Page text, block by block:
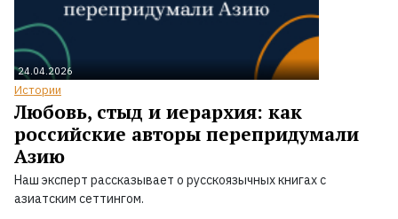
24.04.2026
Истории
Любовь, стыд и иерархия: как
российские авторы перепридумали
Азию
Наш эксперт рассказывает о русскоязычных книгах с
азиатским сеттингом.